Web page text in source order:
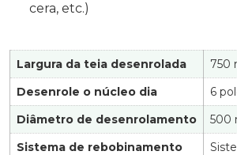
cera, etc.)
Largura da teia desenrolada
750
Desenrole o núcleo dia
6
Diâmetro de desenrolamento
500
Sistema de rebobinamento